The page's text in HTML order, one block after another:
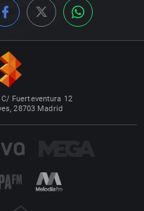
Fuerteventura 12
28703 Madrid